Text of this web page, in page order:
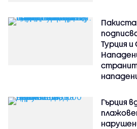
Турция
Гърция